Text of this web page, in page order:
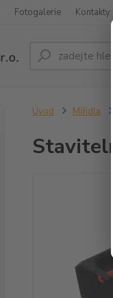
Fotogalerie Kontakty
Úvod Mířidla